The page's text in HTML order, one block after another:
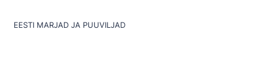
EESTI MARJAD JA PUUVILJAD